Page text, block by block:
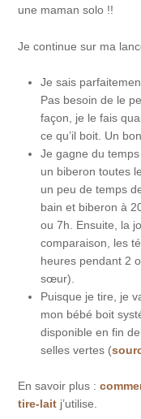
une maman solo !!
Je continue sur ma
Je sais
Pas besoin de le
façon, je le fais
ce qu’il boit. Un
Je gagne du
un biberon toutes
un peu de temps
bain et biberon à
ou 7h. Ensuite, la
comparaison, les
heures pendant 2
sœur).
Puisque je tire, je
mon bébé boit
disponible en fin
selles vertes (
En savoir plus :
tire-lait j’utilise.